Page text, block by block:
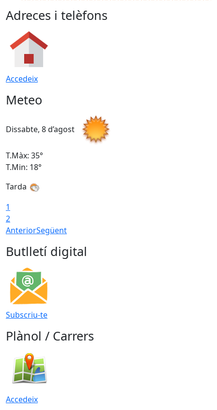
Adreces i telèfons
Accedeix
Meteo
Dissabte, 8 d’agost
T.Màx: 35°
T.Min: 18°
Tarda
1
2
AnteriorSegüent
Butlletí digital
Subscriu-te
Plànol / Carrers
Accedeix